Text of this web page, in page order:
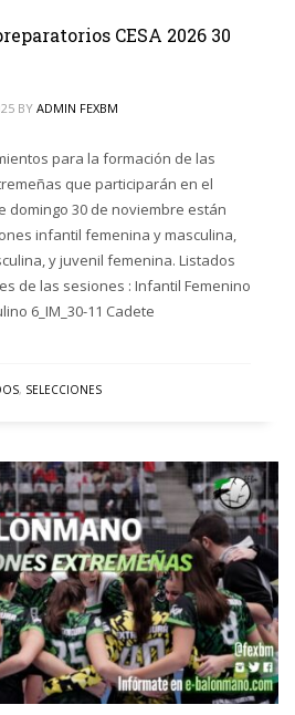
CESA 2026 30
BY ADMIN FEXBM
para la formación de las
que participarán en el
domingo 30 de noviembre están
infantil femenina y masculina,
y juvenil femenina. Listados
de las sesiones : Infantil Femenino
6_IM_30-11 Cadete
, SELECCIONES